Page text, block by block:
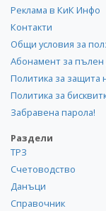
Реклама в КиК Инфо
Контакти
Общи условия за
Абонамент за пълен
Политика за защита
Политика за
Забравена парола!
Раздели
ТРЗ
Счетоводство
Данъци
Справочник